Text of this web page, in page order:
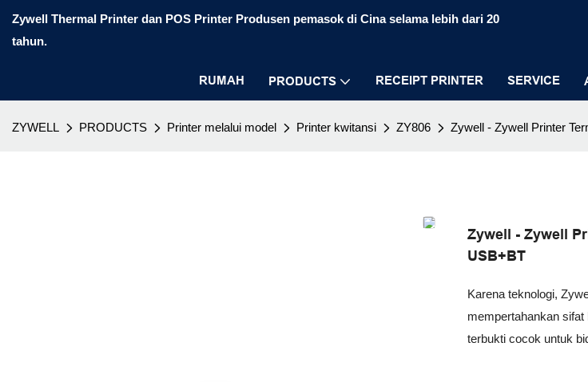
Zywell Thermal Printer dan POS Printer Produsen pemasok di Cina selama lebih dari 20
tahun.
RUMAH PRODUCTS RECEIPT PRINTER SERVICE
ZYWELL PRODUCTS Printer melalui model Printer kwitansi ZY806 Zywell - Zywell Printer
Zywell - Zywell
USB+BT
Karena teknologi,
mempertahankan
terbukti cocok untuk